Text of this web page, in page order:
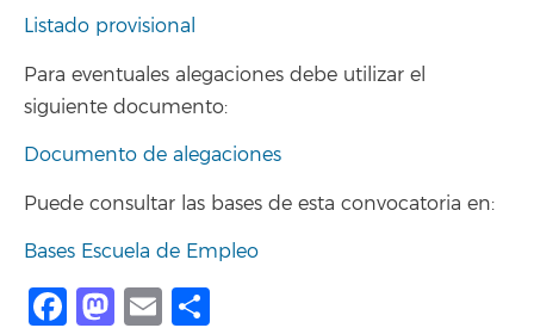
Listado provisional
Para eventuales alegaciones debe utilizar el
siguiente documento:
Documento de alegaciones
Puede consultar las bases de esta convocatoria en:
Bases Escuela de Empleo
Facebook
Mastodon
Email